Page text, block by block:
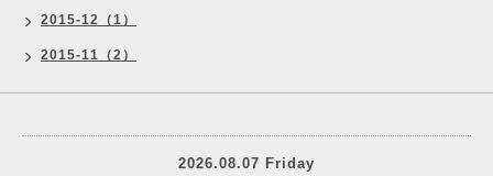
2015-12（1）
2015-11（2）
2026.08.07 Friday